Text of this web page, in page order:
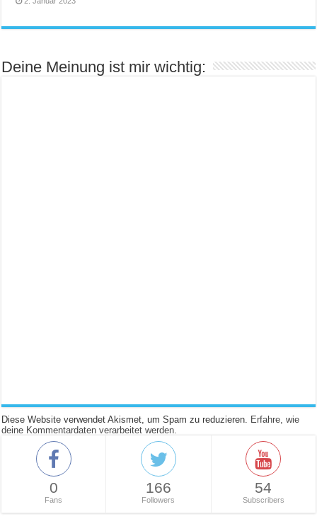
Deine Meinung ist mir wichtig:
Diese Website verwendet Akismet, um Spam zu reduzieren. Erfahre, wie
deine Kommentardaten verarbeitet werden.
0
Fans
166
Followers
54
Subscribers